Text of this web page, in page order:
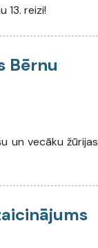
13. reizi!
Bērnu
un vecāku žūrijas